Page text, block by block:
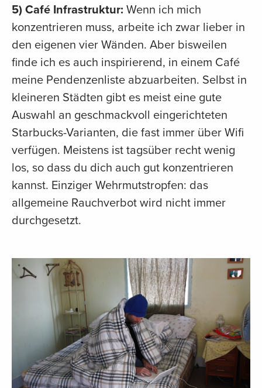
5) Café Infrastruktur: Wenn ich mich
konzentrieren muss, arbeite ich zwar lieber in
den eigenen vier Wänden. Aber bisweilen
finde ich es auch inspirierend, in einem Café
meine Pendenzenliste abzuarbeiten. Selbst in
kleineren Städten gibt es meist eine gute
Auswahl an geschmackvoll eingerichteten
Starbucks-Varianten, die fast immer über Wifi
verfügen. Meistens ist tagsüber recht wenig
los, so dass du dich auch gut konzentrieren
kannst. Einziger Wehrmutstropfen: das
allgemeine Rauchverbot wird nicht immer
durchgesetzt.